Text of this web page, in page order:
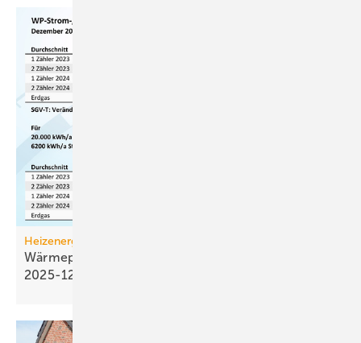
Heizenergiekosten
Wärmepumpen­strom-/Gas­preis-Baro­meter
2025-12